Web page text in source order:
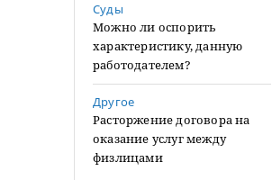
Суды
Можно ли оспорить
характеристику, данную
работодателем?
Другое
Расторжение договора на
оказание услуг между
физлицами